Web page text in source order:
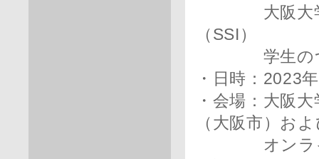
大阪大学社
（SSI）
学生のつ
・日時：2023
・会場：大阪
（大阪市）お
オンライン